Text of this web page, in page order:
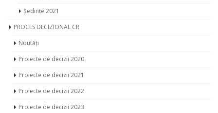
Ședințe 2021
PROCES DECIZIONAL CR
Noutăți
Proiecte de decizii 2020
Proiecte de decizii 2021
Proiecte de decizii 2022
Proiecte de decizii 2023